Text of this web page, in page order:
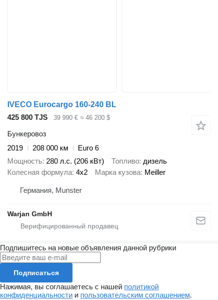
IVECO Eurocargo 160-240 BL
425 800 TJS
39 990 € ≈ 46 200 $
Бункеровоз
2019
208 000 км
Euro 6
Мощность 280 л.с. (206 кВт) Топливо дизель
Колесная формула 4x2 Марка кузова Meiller
Германия, Munster
Warjan GmbH
Подпишитесь на новые объявления данной рубрики
Подписаться
Нажимая, вы соглашаетесь с нашей политикой
конфиденциальности и пользовательским соглашением.